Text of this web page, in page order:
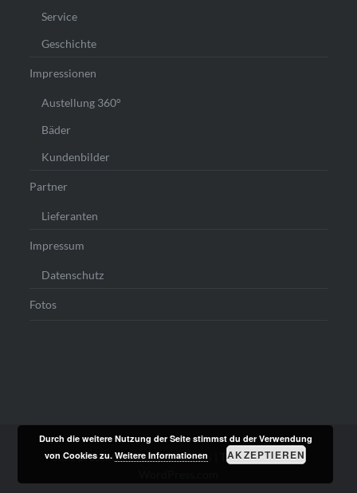
Service
Geschichte
Impressionen
Austellung 360°
Bäder
Kundenbilder
Partner
Lieferanten
Impressum
Datenschutz
Fotos
Stolz präsentiert von WordPress
Theme: Dyad von
Durch die weitere Nutzung der Seite stimmst du der Verwendung
von Cookies zu.Weitere Informationen AKZEPTIEREN